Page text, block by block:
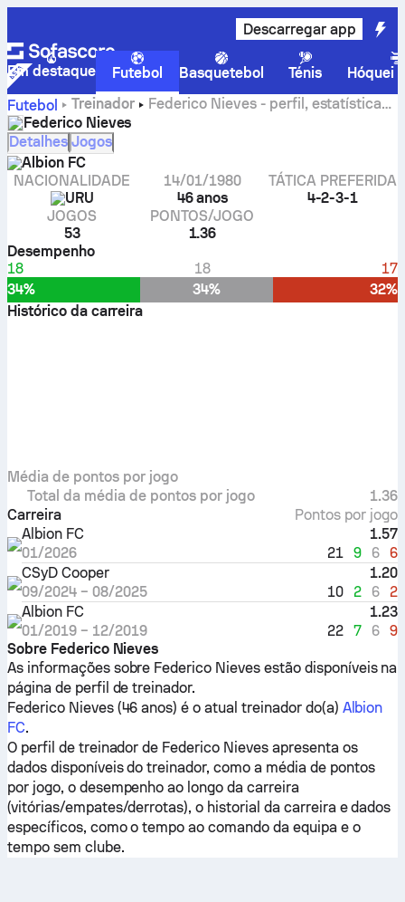
Descarregar app
Em destaque Futebol Basquetebol Ténis
Hóquei
Futebol
Treinador
Federico Nieves - perfil, estatísticas
e historial da carreira
Federico Nieves
Detalhes Jogos
Albion FC
NACIONALIDADE
URU
14/01/1980
46 anos
TÁTICA PREFERIDA
4-2-3-1
JOGOS
53
PONTOS/JOGO
1.36
Desempenho
18
18
17
34%
34%
32%
Histórico da carreira
Média de pontos por jogo
Total da média de pontos por jogo
1.36
Carreira
Pontos por jogo
Albion FC
1.57
01/2026
21 9 6 6
CSyD Cooper
1.20
09/2024– 08/2025 10 2 6
2
Albion FC
1.23
01/2019– 12/2019 22 7 6 9
Sobre Federico Nieves
As informações sobre Federico Nieves estão disponíveis na
página de perfil de treinador.
Federico Nieves (46 anos) é o atual treinador do(a) Albion
FC.
O perfil de treinador de Federico Nieves apresenta os
dados disponíveis do treinador, como a média de pontos
por jogo, o desempenho ao longo da carreira
(vitórias/empates/derrotas), o historial da carreira e dados
específicos, como o tempo ao comando da equipa e o
tempo sem clube.